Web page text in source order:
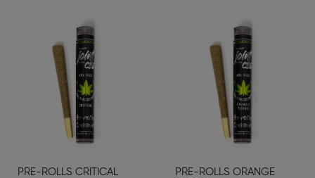
PRE-ROLLS CRITICAL
PRE-ROLLS ORANGE